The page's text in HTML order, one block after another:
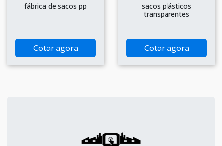
fábrica de sacos pp
Cotar agora
sacos plásticos
transparentes
Cotar agora